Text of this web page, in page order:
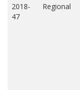
2018-
47
Regional